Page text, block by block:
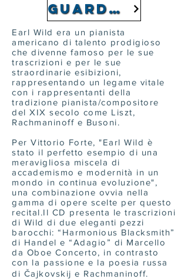
guarda il video
Earl Wild era un pianista
americano di talento prodigioso
che divenne famoso per le sue
trascrizioni e per le sue
straordinarie esibizioni,
rappresentando un legame vitale
con i rappresentanti della
tradizione pianista/compositore
del XIX secolo come Liszt,
Rachmaninoff e Busoni.
Per Vittorio Forte, "Earl Wild è
stato il perfetto esempio di una
meravigliosa miscela di
accademismo e modernità in un
mondo in continua evoluzione",
una combinazione ovvia nella
gamma di opere scelte per questo
recital.Il CD presenta le trascrizioni
di Wild di due eleganti pezzi
barocchi: “Harmonious Blacksmith”
di Handel e “Adagio” di Marcello
da Oboe Concerto, in contrasto
con la passione e la poesia russa
di Čajkovskij e Rachmaninoff.